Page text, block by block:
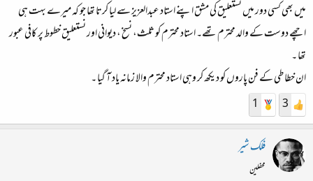
میں بھی کسی دور میں نستعلیق کی مشق اپنے استاد عبدالعزیز سے لیا کرتا تھا جو کہ میرے بہت ہی
اچھے دوست کے والد محترم تھے۔ استاد محترم کو ثلث، نسخ ، دیوانی اور نستعلیق خطوط پر کافی عبور
تھا ۔
ان خطاطی کے فن پاروں کو دیکھ کر وہی استاد محترم والا زمانہ یاد آ گیا ۔
3
1
فلک شیر
محفلین